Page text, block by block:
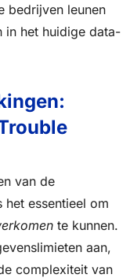
bedrijven leunen
in het huidige data-
van de
essentieel om
te kunnen.
aan,
complexiteit van